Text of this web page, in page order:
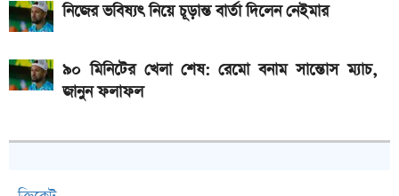
নিজের ভবিষ্যৎ নিয়ে চূড়ান্ত বার্তা দিলেন নেইমার
৯০ মিনিটের খেলা শেষ: রেমো বনাম সান্তোস ম্যাচ,
জানুন ফলাফল